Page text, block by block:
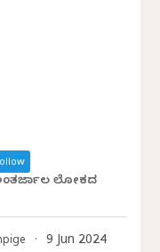
ಲೋಕದ
· 9 Jun 2024